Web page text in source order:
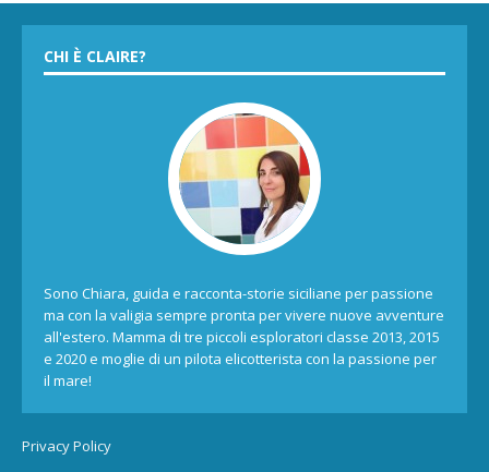
CHI È CLAIRE?
Sono Chiara, guida e racconta-storie siciliane per passione
ma con la valigia sempre pronta per vivere nuove avventure
all'estero. Mamma di tre piccoli esploratori classe 2013, 2015
e 2020 e moglie di un pilota elicotterista con la passione per
il mare!
Privacy Policy